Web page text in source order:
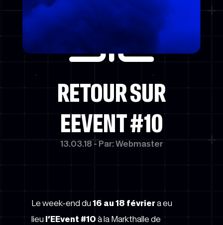
POWERED BY
RETOUR SUR
EEVENT #10
13.03.18 - Par: Webmaster
Le week-end du 16 au 18 févriera eu
lieu l’EEvent #10 à la Markthalle de